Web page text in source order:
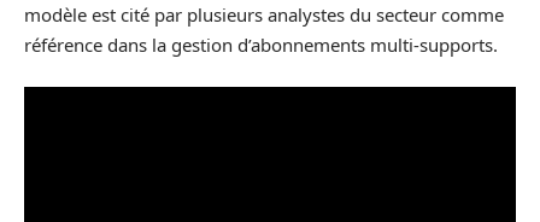
modèle est cité par plusieurs analystes du secteur comme
référence dans la gestion d’abonnements multi-supports.